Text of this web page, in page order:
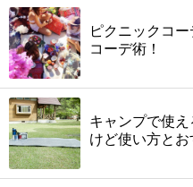
ピクニックコ
コーデ術！
キャンプで使
けど使い方とお